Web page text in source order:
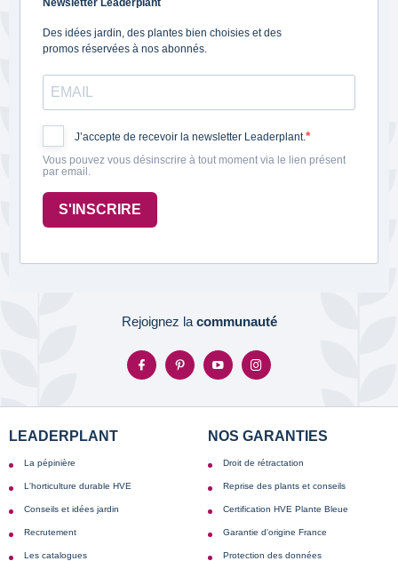
Newsletter Leaderplant
Des idées jardin, des plantes bien choisies et des
promos réservées à nos abonnés.
J’accepte de recevoir la newsletter Leaderplant.
Vous pouvez vous désinscrire à tout moment via le lien présent
par email.
S'INSCRIRE
Rejoignez la communauté
LEADERPLANT
La pépinière
L'horticulture durable HVE
Conseils et idées jardin
Recrutement
Les catalogues
NOS GARANTIES
Droit de rétractation
Reprise des plants et conseils
Certification HVE Plante Bleue
Garantie d'origine France
Protection des données